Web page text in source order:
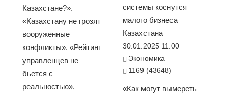
Казахстане?».
«Казахстану не грозят
вооруженные
конфликты». «Рейтинг
управленцев не
бьется с
реальностью».
системы коснутся
малого бизнеса
Казахстана
30.01.2025 11:00
Экономика
1169 (43648)
«Как могут вымереть